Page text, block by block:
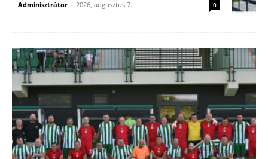
Adminisztrátor - 2026, augusztus 7. 0